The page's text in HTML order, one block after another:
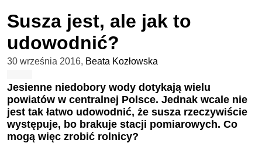
Susza jest, ale jak to
udowodnić?
30 września 2016, Beata Kozłowska
Jesienne niedobory wody dotykają wielu
powiatów w centralnej Polsce. Jednak wcale nie
jest tak łatwo udowodnić, że susza rzeczywiście
występuje, bo brakuje stacji pomiarowych. Co
mogą więc zrobić rolnicy?